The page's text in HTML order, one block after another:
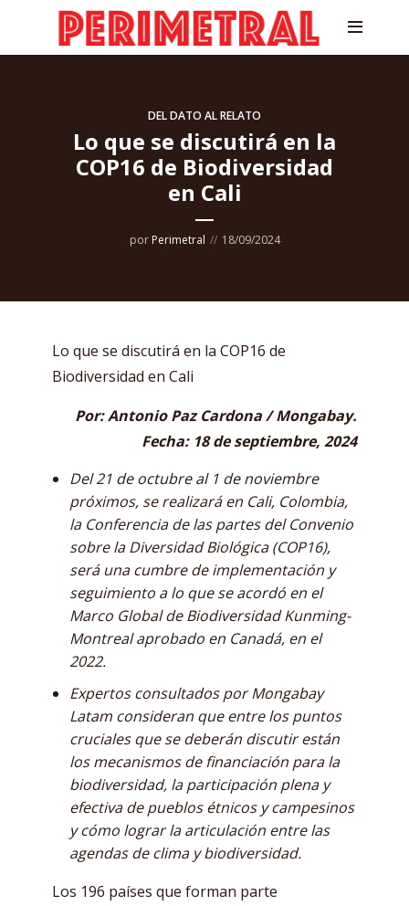
DEL DATO AL RELATO
Lo que se discutirá en la
COP16 de Biodiversidad
en Cali
por Perimetral 18/09/2024
Lo que se discutirá en la COP16 de
Biodiversidad en Cali
Por: Antonio Paz Cardona / Mongabay.
Fecha: 18 de septiembre, 2024
Del 21 de octubre al 1 de noviembre
próximos, se realizará en Cali, Colombia,
la Conferencia de las partes del Convenio
sobre la Diversidad Biológica (COP16),
será una cumbre de implementación y
seguimiento a lo que se acordó en el
Marco Global de Biodiversidad Kunming-
Montreal aprobado en Canadá, en el
2022.
Expertos consultados por Mongabay
Latam consideran que entre los puntos
cruciales que se deberán discutir están
los mecanismos de financiación para la
biodiversidad, la participación plena y
efectiva de pueblos étnicos y campesinos
y cómo lograr la articulación entre las
agendas de clima y biodiversidad.
Los 196 países que forman parte